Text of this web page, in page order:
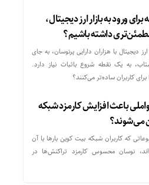
ورود به بازار ارز دیجیتال،
داشته باشیم؟
ارز دیجیتال با هزاران دارایی پرنوسان، به جای
به یک نقطه شروع باثبات نیاز دارد.
کاربران ساده‌تر می‌کنند؟
باعث افزایش کارمزد شبکه
می‌شوند؟
که کاربران شبکه بیت کوین بارها با آن
نوسان محسوس کارمزد تراکنش‌ها در